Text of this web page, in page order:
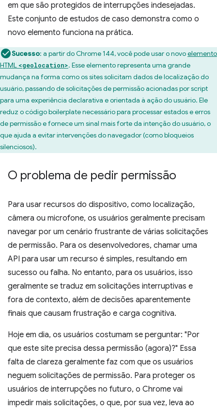
em que são protegidos de interrupções indesejadas.
Este conjunto de estudos de caso demonstra como o
novo elemento funciona na prática.
Sucesso: a partir do Chrome 144, você pode usar o novoelemento
HTML <geolocation>. Esse elemento representa uma grande
mudança na forma como os sites solicitam dados de localização do
usuário, passando de solicitações de permissão acionadas por script
para uma experiência declarativa e orientada à ação do usuário. Ele
reduz o código boilerplate necessário para processar estados e erros
de permissão e fornece um sinal mais forte da intenção do usuário, o
que ajuda a evitar intervenções do navegador (como bloqueios
silenciosos).
O problema de pedir permissão
Para usar recursos do dispositivo, como localização,
câmera ou microfone, os usuários geralmente precisam
navegar por um cenário frustrante de várias solicitações
de permissão. Para os desenvolvedores, chamar uma
API para usar um recurso é simples, resultando em
sucesso ou falha. No entanto, para os usuários, isso
geralmente se traduz em solicitações interruptivas e
fora de contexto, além de decisões aparentemente
finais que causam frustração e carga cognitiva.
Hoje em dia, os usuários costumam se perguntar: "Por
que este site precisa dessa permissão (agora)?" Essa
falta de clareza geralmente faz com que os usuários
neguem solicitações de permissão. Para proteger os
usuários de interrupções no futuro, o Chrome vai
impedir mais solicitações, o que, por sua vez, leva ao